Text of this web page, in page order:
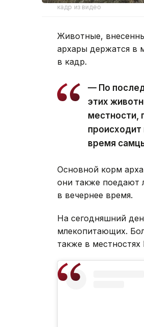
кадр из видео
Животные,
архары держатся в
в кадр.
— По
этих
местности,
происходит
время
Основной корм
они также поедают
в вечернее время.
На сегодняшний
млекопитающих.
также в